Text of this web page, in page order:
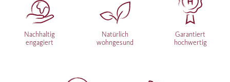
Nachhaltig
engagiert
Natürlich
wohngesund
Garantiert
hochwertig